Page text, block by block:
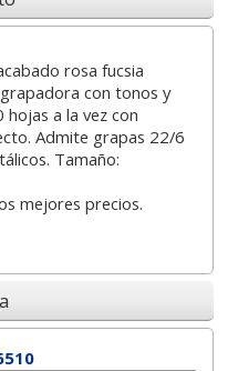
rosa fucsia
con tonos y
a la vez con
Admite grapas 22/6
Tamaño:
mejores precios.